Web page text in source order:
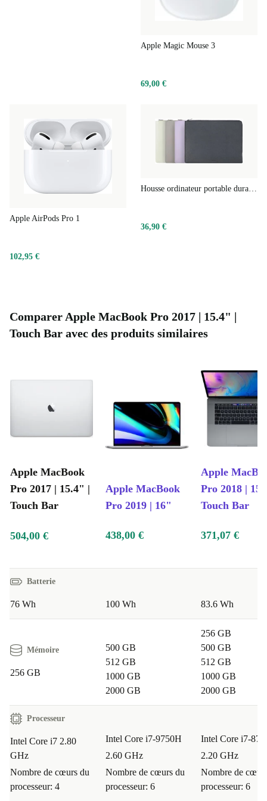
Apple Magic Mouse 3
69,00 €
Apple AirPods Pro 1
102,95 €
36,90 €
Comparer Apple MacBook Pro 2017 | 15.4" |
Touch Bar avec des produits similaires
Apple MacBook
Pro 2017 | 15.4" |
Touch Bar
Apple MacBook
Pro 2019 | 16"
Apple
Pro 2018 |
Touch Bar
504,00 € 438,00 € 371,07 €
Batterie
76 Wh 100 Wh 83.6 Wh
Mémoire
256 GB
500 GB
512 GB
1000 GB
2000 GB
256 GB
500 GB
512 GB
1000 GB
2000 GB
Processeur
Intel Core i7 2.80
GHz
Nombre de cœurs du
processeur: 4
Intel Core i7-9750H
2.60 GHz
Nombre de cœurs du
processeur: 6
Intel Core i7-
2.20 GHz
Nombre de
processeur: 6